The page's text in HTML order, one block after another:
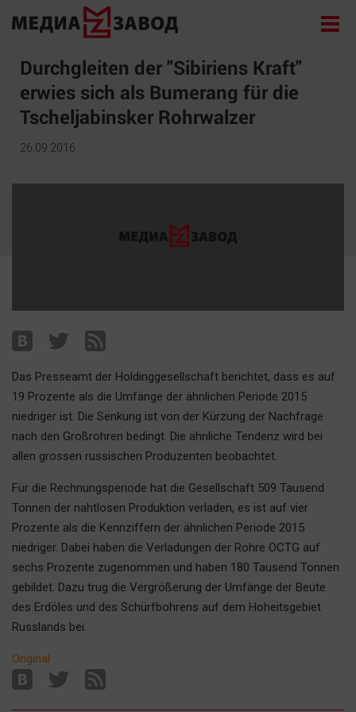
Новости
Экономика
Происшествия
Общество
Архив
Наша победа
Общество
Политика
Экономика
Происшествия
Здоровье
Культура
Мнения
Спорт
Технологии
Отраслевые темы
Hедвижимость
Durchgleiten der "Sibiriens Kraft"
erwies sich als Bumerang für die
Tscheljabinsker Rohrwalzer
26.09.2016
Das Presseamt der Holdinggesellschaft berichtet, dass es auf
19 Prozente als die Umfänge der ähnlichen Periode 2015
niedriger ist. Die Senkung ist von der Kürzung der Nachfrage
nach den Großrohren bedingt. Die ähnliche Tendenz wird bei
allen grossen russischen Produzenten beobachtet.
Für die Rechnungsperiode hat die Gesellschaft 509 Tausend
Tonnen der nahtlosen Produktion verladen, es ist auf vier
Prozente als die Kennziffern der ähnlichen Periode 2015
niedriger. Dabei haben die Verladungen der Rohre OCTG auf
sechs Prozente zugenommen und haben 180 Tausend Tonnen
gebildet. Dazu trug die Vergrößerung der Umfänge der Beute
des Erdöles und des Schürfbohrens auf dem Hoheitsgebiet
Russlands bei.
Original